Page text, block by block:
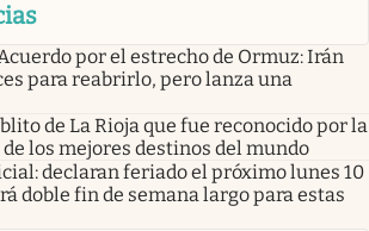
por el estrecho de Ormuz: Irán
para reabrirlo, pero lanza una
de La Rioja que fue reconocido por la
los mejores destinos del mundo
declaran feriado el próximo lunes 10
doble fin de semana largo para estas